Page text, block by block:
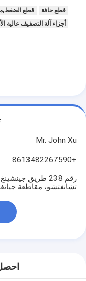
الصفحة الرئيسية
جولة في المعمل
قطع حافة
قطع
أجزاء آلة التصفيف عالية
Mr. John Xu
+8613482267590
رقم 238 طريق
تشانغتشو، مقاطعة